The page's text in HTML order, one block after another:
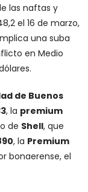
las naftas y
el 16 de marzo,
una suba
en Medio
de Buenos
, la premium
de Shell, que
, la Premium
bonaerense, el